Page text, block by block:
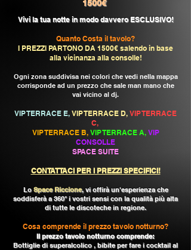
1500€
Vivi la tua notte in modo davvero ESCLUSIVO!
Quanto Costa il tavolo?
I PREZZI PARTONO DA 1500€ salendo in base
alla vicinanza alla consolle!
Ogni zona suddivisa nei colori che vedi nella mappa
corrisponde ad un prezzo che sale man mano che
vai vicino al dj.
VIP TERRACE E, VIP TERRACE D, VIP TERRACE
C,
VIP TERRACE B, VIP TERRACE A, VIP
CONSOLLE
SPACE SUITE
CONTATTACI PER I PREZZI SPECIFICI!
LoSpace Riccione, vi offirà un'esperienza che
soddisferà a 360° i vostri sensi con la qualità più alta
di tutte le discoteche in regione.
Cosa comprende il prezzo tavolo notturno?
Il prezzo tavolo notturno comprende:
Bottiglie di superalcolico , bibite per fare i cocktail al